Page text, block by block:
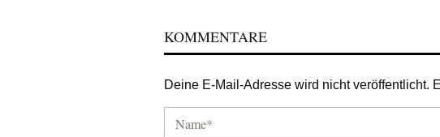
KOMMENTARE
Deine E-Mail-Adresse wird nicht veröffentlicht.